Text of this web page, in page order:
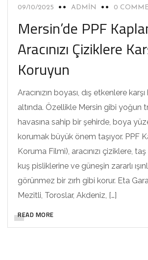
09/10/2025 ADMIN 0
Mersin’de PPF
Aracınızı Çiziklere
Koruyun
Aracınızın boyası, dış etkenlere
altında. Özellikle Mersin gibi yoğun
havasına sahip bir şehirde, boya
korumak büyük önem taşıyor. PPF
Koruma Filmi), aracınızı çiziklere, taş
kuş pisliklerine ve güneşin zararlı
görünmez bir zırh gibi korur. Eta
Mezitli, Toroslar, Akdeniz, […]
READ MORE